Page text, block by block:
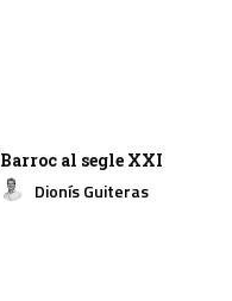
Barroc al segle XXI
Dionís Guiteras